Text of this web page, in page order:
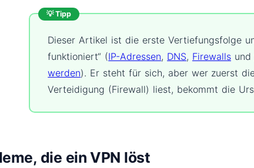
💡 Tipp
Dieser Artikel ist die erste Vertiefungsfolge
funktioniert“ (IP-Adressen, DNS, Firewallsund
werden). Er steht für sich, aber wer zuerst
Verteidigung (Firewall) liest, bekommt die
die ein VPN löst